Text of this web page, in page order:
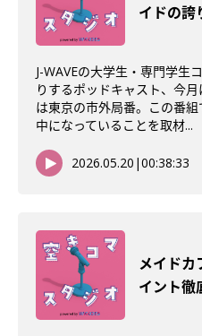
イドの
J-WAVEの大学生・専門学生
りするポッドキャスト、今
は東京の市外局番。この番
中になっていることを取材...
2026.05.20 |00:38:33
メイドカ
イント